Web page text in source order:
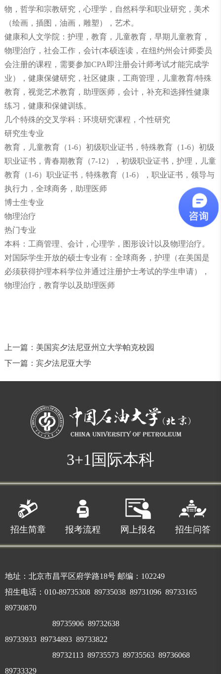
物，哲学和宗教研究，心理学，自然科学和职业研究，美术
（绘画，插图，油画，雕塑），艺术。
健康和人文学院：护理，教育，儿童教育，早期儿童教育，
物理治疗，社会工作，会计(本硕连读，在纽约州会计师委员
会注册的课程，需要参加CPA即注册会计师考试才能完成学
业），健康保健研究，社区健康，工商管理，儿童教育/特殊
教育，视觉艺术教育，助理医师，会计，补充和选择性健康
练习，健康和保健训练。
几个特殊的交叉学科：环境研究课程，个性研究
研究生专业
教育，儿童教育（1-6）初级职业证书，特殊教育（1-6）初级
职业证书，青春期教育（7-12），初级职业证书，护理，儿童
教育（1-6）职业证书，特殊教育（1-6），职业证书，领导与
执行力，全球商务，助理医师
博士生专业
物理治疗
热门专业
本科：工商管理、会计，心理学，图形设计以及物理治疗。
对国际学生开放的硕士专业有：全球商务，护理（在美国是
必须获得护理本科学位并通过注册护士考试的学生申请），
物理治疗，教育学以及助理医师
上一篇： 美国宾夕法尼亚州立大学帕克校园
下一篇： 宾夕法尼亚大学
3+1国际本科
招生简章 报考流程 网上报名 招生问答
地址：北京市昌平区府学路18号 邮编：102249
招生电话：010-89735308 89735038 89731096 89733165
89730870
89735906 89732638
89733933 89734893 89733822
89732113 89735573 89735563 89736068
89733329